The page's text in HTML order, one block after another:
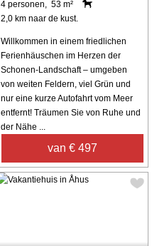
4 personen, 53 m²
2,0 km naar de kust.
Willkommen in einem friedlichen
Ferienhäuschen im Herzen der
Schonen-Landschaft – umgeben
von weiten Feldern, viel Grün und
nur eine kurze Autofahrt vom Meer
entfernt! Träumen Sie von Ruhe und
der Nähe ...
van € 497